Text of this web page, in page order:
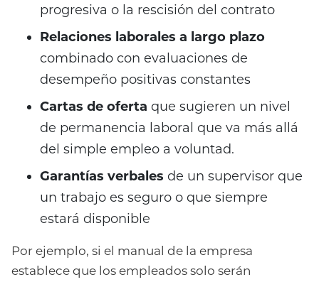
progresiva o la rescisión del contrato
Relaciones laborales a largo plazo
combinado con evaluaciones de
desempeño positivas constantes
Cartas de oferta que sugieren un nivel
de permanencia laboral que va más allá
del simple empleo a voluntad.
Garantías verbales de un supervisor que
un trabajo es seguro o que siempre
estará disponible
Por ejemplo, si el manual de la empresa
establece que los empleados solo serán